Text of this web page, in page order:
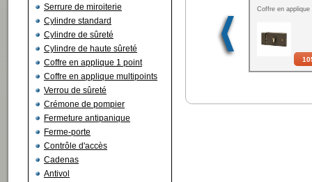
Serrure de miroiterie
Cylindre standard
Cylindre de sûreté
Cylindre de haute sûreté
Coffre en applique 1 point
Coffre en applique multipoints
Verrou de sûreté
Crémone de pompier
Fermeture antipanique
Ferme-porte
Contrôle d'accès
Cadenas
Antivol
Coffre en applique